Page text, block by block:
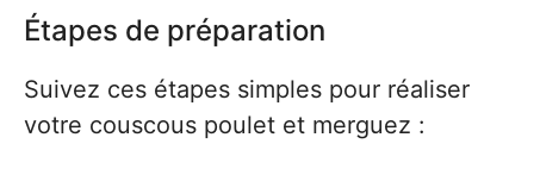
Étapes de préparation
Suivez ces étapes simples pour réaliser
votre couscous poulet et merguez :